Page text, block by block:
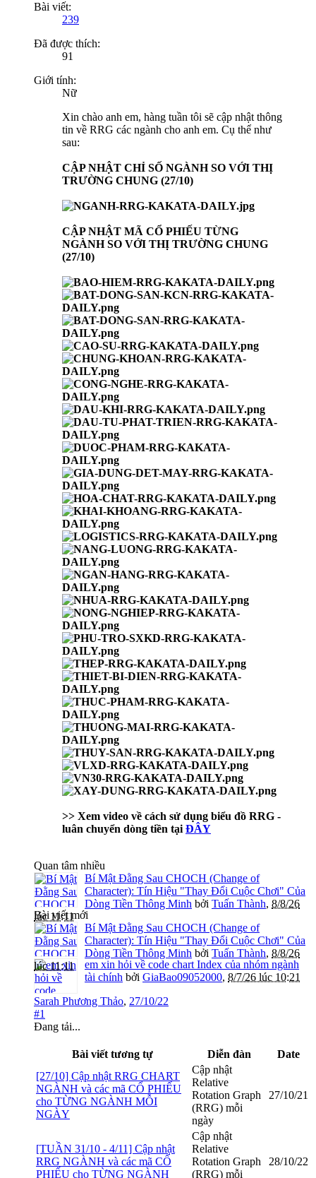
Bài viết:
239
Đã được thích:
91
Giới tính:
Nữ
Xin chào anh em, hàng tuần tôi sẽ cập nhật thông
tin về RRG các ngành cho anh em. Cụ thể như
sau:
CẬP NHẬT CHỈ SỐ NGÀNH SO VỚI THỊ
TRƯỜNG CHUNG (27/10)
CẬP NHẬT MÃ CỔ PHIẾU TỪNG
NGÀNH SO VỚI THỊ TRƯỜNG CHUNG
(27/10)
>> Xem video về cách sử dụng biểu đồ RRG -
luân chuyển dòng tiền tại ĐÂY
Quan tâm nhiều
Bí Mật Đằng Sau CHOCH (Change of
Character): Tín Hiệu "Thay Đổi Cuộc Chơi" Của
Dòng Tiền Thông Minh bởi Tuấn Thành, 8/8/26
lúc 11:11
Bài viết mới
Bí Mật Đằng Sau CHOCH (Change of
Character): Tín Hiệu "Thay Đổi Cuộc Chơi" Của
Dòng Tiền Thông Minh bởi Tuấn Thành, 8/8/26
lúc 11:11
em xin hỏi về code chart Index của nhóm ngành
tài chính bởi GiaBao09052000, 8/7/26 lúc 10:21
Sarah Phương Thảo, 27/10/22
#1
Đang tải...
Bài viết tương tự Diễn đàn
Date
[27/10] Cập nhật RRG CHART
NGÀNH và các mã CỔ PHIẾU
cho TỪNG NGÀNH MỖI
NGÀY
Cập nhật
Relative
Rotation Graph
(RRG) mỗi
ngày
27/10/21
[TUẦN 31/10 - 4/11] Cập nhật
RRG NGÀNH và các mã CỔ
PHIẾU cho TỪNG NGÀNH
Cập nhật
Relative
Rotation Graph
(RRG) mỗi
28/10/22